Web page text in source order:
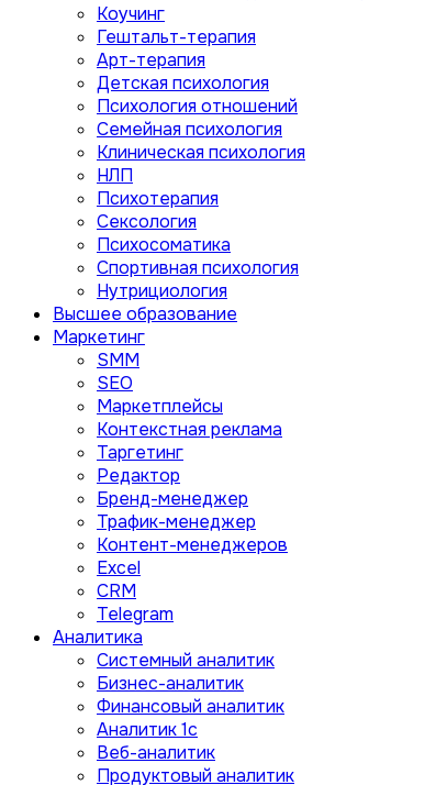
Коучинг
Гештальт-терапия
Арт-терапия
Детская психология
Психология отношений
Семейная психология
Клиническая психология
НЛП
Психотерапия
Сексология
Психосоматика
Спортивная психология
Нутрициология
Высшее образование
Маркетинг
SMM
SEO
Маркетплейсы
Контекстная реклама
Таргетинг
Редактор
Бренд-менеджер
Трафик-менеджер
Контент-менеджеров
Excel
CRM
Telegram
Аналитика
Системный аналитик
Бизнес-аналитик
Финансовый аналитик
Aналитик 1с
Веб-аналитик
Продуктовый аналитик